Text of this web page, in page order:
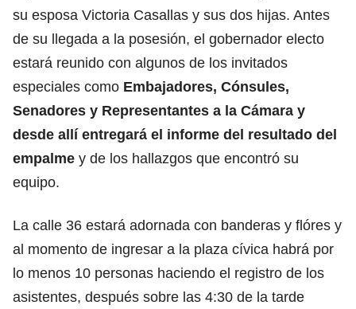
su esposa Victoria Casallas y sus dos hijas. Antes
de su llegada a la posesión, el gobernador electo
estará reunido con algunos de los invitados
especiales como Embajadores, Cónsules,
Senadores y Representantes a la Cámara y
desde allí entregará el informe del resultado del
empalme y de los hallazgos que encontró su
equipo.
La calle 36 estará adornada con banderas y flóres y
al momento de ingresar a la plaza cívica habrá por
lo menos 10 personas haciendo el registro de los
asistentes, después sobre las 4:30 de la tarde